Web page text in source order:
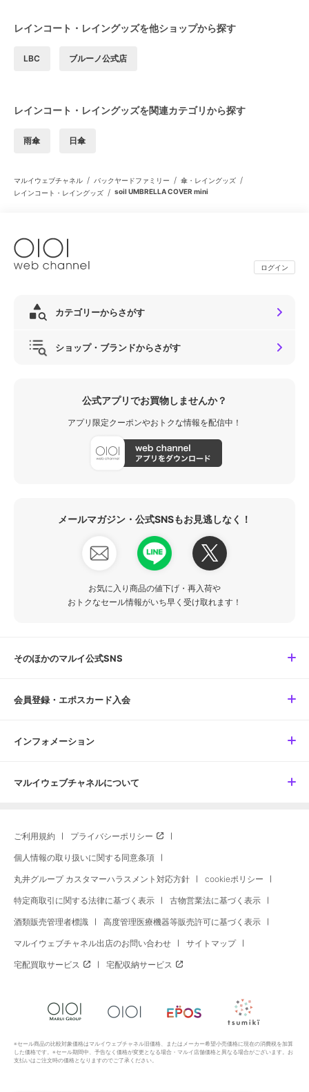
レインコート・レイングッズを他ショップから探す
LBC ブルーノ公式店
レインコート・レイングッズを関連カテゴリから探す
雨傘 日傘
マルイウェブチャネル / バックヤードファミリー / 傘・レイングッズ /
レインコート・レイングッズ / soil UMBRELLA COVER mini
ログイン
カテゴリーからさがす
ショップ・ブランドからさがす
公式アプリでお買物しませんか？
アプリ限定クーポンやおトクな情報を配信中！
メールマガジン・公式SNSもお見逃しなく！
お気に入り商品の値下げ・再入荷や
おトクなセール情報がいち早く受け取れます！
そのほかのマルイ公式SNS
会員登録・エポスカード入会
インフォメーション
マルイウェブチャネルについて
ご利用規約 プライバシーポリシー
個人情報の取り扱いに関する同意条項
丸井グループ カスタマーハラスメント対応方針 cookieポリシー
特定商取引に関する法律に基づく表示 古物営業法に基づく表示
酒類販売管理者標識 高度管理医療機器等販売許可に基づく表示
マルイウェブチャネル出店のお問い合わせ サイトマップ
宅配買取サービス 宅配収納サービス
※セール商品の比較対象価格はマルイウェブチャネル旧価格、またはメーカー希望小売価格に現在の消費税を加算
した価格です。※セール期間中、予告なく価格が変更となる場合・マルイ店舗価格と異なる場合がございます。お
支払いはご注文時の価格となりますのでご了承ください。